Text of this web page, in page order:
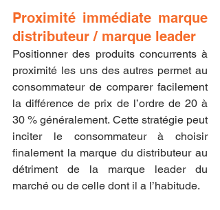
Proximité immédiate marque
distributeur / marque leader
Positionner des produits concurrents à
proximité les uns des autres permet au
consommateur de comparer facilement
la différence de prix de l’ordre de 20 à
30 % généralement. Cette stratégie peut
inciter le consommateur à choisir
finalement la marque du distributeur au
détriment de la marque leader du
marché ou de celle dont il a l’habitude.